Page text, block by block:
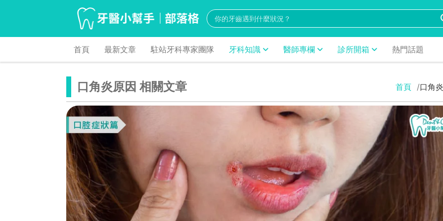
首頁 最新文章 駐站牙科專家團隊 牙科知識 醫師專欄 診所開箱 熱門話題
口角炎原因 相關文章 首頁 口角